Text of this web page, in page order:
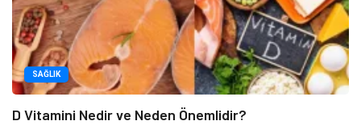
SAĞLIK
D Vitamini Nedir ve Neden Önemlidir?